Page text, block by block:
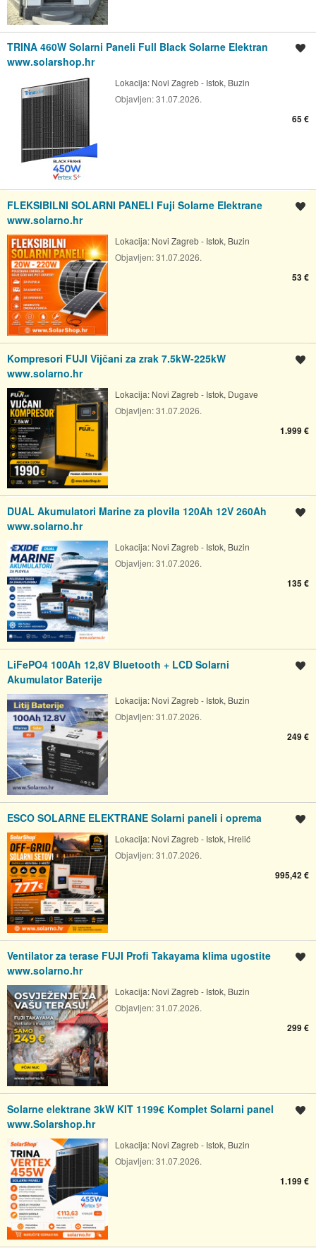
TRINA 460W Solarni Paneli Full Black Solarne Elektran
www.solarshop.hr
Lokacija: Novi Zagreb - Istok, Buzin
Objavljen:31.07.2026.
65 €
FLEKSIBILNI SOLARNI PANELI Fuji Solarne Elektrane
www.solarno.hr
Lokacija: Novi Zagreb - Istok, Buzin
Objavljen:31.07.2026.
53 €
Kompresori FUJI Vijčani za zrak 7.5kW-225kW
www.solarno.hr
Lokacija: Novi Zagreb - Istok, Dugave
Objavljen:31.07.2026.
1.999 €
DUAL Akumulatori Marine za plovila 120Ah 12V 260Ah
www.solarno.hr
Lokacija: Novi Zagreb - Istok, Buzin
Objavljen:31.07.2026.
135 €
LiFePO4 100Ah 12,8V Bluetooth + LCD Solarni
Akumulator Baterije
Lokacija: Novi Zagreb - Istok, Buzin
Objavljen:31.07.2026.
249 €
ESCO SOLARNE ELEKTRANE Solarni paneli i oprema
Lokacija: Novi Zagreb - Istok, Hrelić
Objavljen:31.07.2026.
995,42 €
Ventilator za terase FUJI Profi Takayama klima ugostite
www.solarno.hr
Lokacija: Novi Zagreb - Istok, Buzin
Objavljen:31.07.2026.
299 €
Solarne elektrane 3kW KIT 1199€ Komplet Solarni panel
www.Solarshop.hr
Lokacija: Novi Zagreb - Istok, Buzin
Objavljen:31.07.2026.
1.199 €